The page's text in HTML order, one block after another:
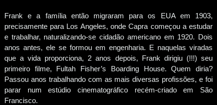
Frank e a família então migraram para os EUA em 1903,
precisamente para Los Angeles, onde Capra começou a estudar
e trabalhar, naturalizando-se cidadão americano em 1920. Dois
anos antes, ele se formou em engenharia. E naquelas viradas
que a vida proporciona, 2 anos depois, Frank dirigiu (!!!) seu
primeiro filme, Fultah Fisher’s Boarding House. Quem diria?
Passou anos trabalhando com as mais diversas profissões, e foi
parar num estúdio cinematográfico recém-criado em São
Francisco.